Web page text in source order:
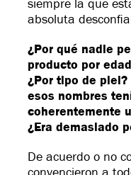
siempre la que
absoluta
¿Por qué nadie
producto por
¿Por tipo de piel?
esos nombres
coherentemente
¿Era demasiado
De acuerdo o no
convencieron a